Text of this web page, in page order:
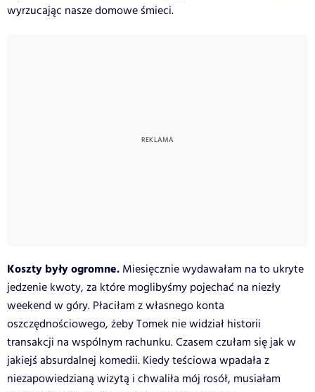
wyrzucając nasze domowe śmieci.
Koszty były ogromne. Miesięcznie wydawałam na to ukryte
jedzenie kwoty, za które moglibyśmy pojechać na niezły
weekend w góry. Płaciłam z własnego konta
oszczędnościowego, żeby Tomek nie widział historii
transakcji na wspólnym rachunku. Czasem czułam się jak w
jakiejś absurdalnej komedii. Kiedy teściowa wpadała z
niezapowiedzianą wizytą i chwaliła mój rosół, musiałam